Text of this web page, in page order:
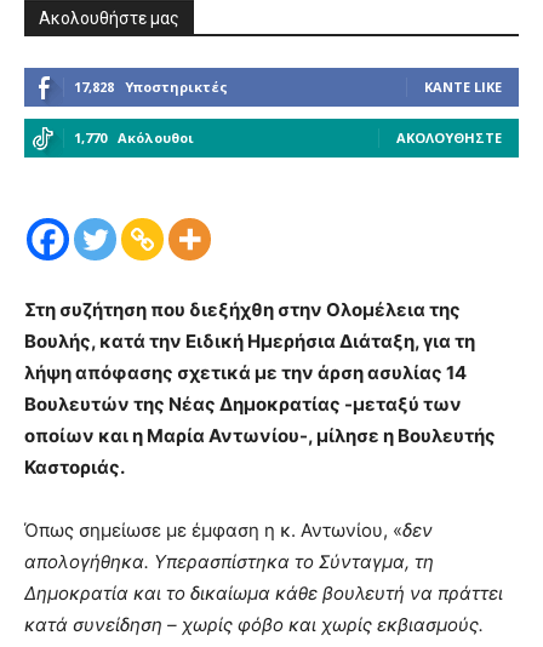
Ακολουθήστε μας
17,828 Υποστηρικτές ΚΆΝΤΕ LIKE
1,770 Ακόλουθοι ΑΚΟΛΟΥΘΉΣΤΕ
Στη συζήτηση που διεξήχθη στην Ολομέλεια της
Βουλής, κατά την Ειδική Ημερήσια Διάταξη, για τη
λήψη απόφασης σχετικά με την άρση ασυλίας 14
Βουλευτών της Νέας Δημοκρατίας -μεταξύ των
οποίων και η Μαρία Αντωνίου-, μίλησε η Βουλευτής
Καστοριάς.
Όπως σημείωσε με έμφαση η κ. Αντωνίου, «δεν
απολογήθηκα. Υπερασπίστηκα το Σύνταγμα, τη
Δημοκρατία και το δικαίωμα κάθε βουλευτή να πράττει
κατά συνείδηση – χωρίς φόβο και χωρίς εκβιασμούς.